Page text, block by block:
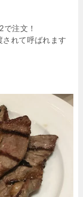
注文！
れて呼ばれます